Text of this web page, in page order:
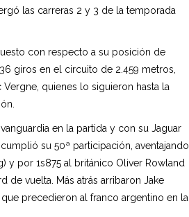
las carreras 2 y 3 de la temporada
con respecto a su posición de
giros en el circuito de 2.459 metros,
quienes lo siguieron hasta la
en la partida y con su Jaguar
su 50ª participación, aventajando
y por 1s875 al británico Oliver Rowland
de vuelta. Más atrás arribaron Jake
precedieron al franco argentino en la